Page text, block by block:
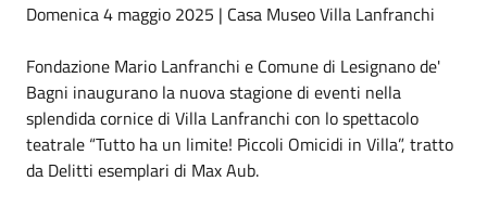
Domenica 4 maggio 2025 | Casa Museo Villa Lanfranchi
Fondazione Mario Lanfranchi e Comune di Lesignano de'
Bagni inaugurano la nuova stagione di eventi nella
splendida cornice di Villa Lanfranchi con lo spettacolo
teatrale “Tutto ha un limite! Piccoli Omicidi in Villa”, tratto
da Delitti esemplari di Max Aub.